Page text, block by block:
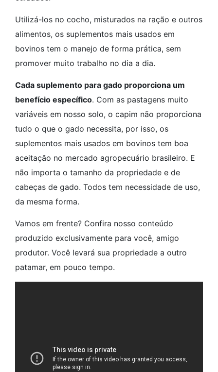
Utilizá-los no cocho, misturados na ração e outros
alimentos, os suplementos mais usados em
bovinos tem o manejo de forma prática, sem
promover muito trabalho no dia a dia.
Cada suplemento para gado proporciona um
benefício específico. Com as pastagens muito
variáveis em nosso solo, o capim não proporciona
tudo o que o gado necessita, por isso, os
suplementos mais usados em bovinos tem boa
aceitação no mercado agropecuário brasileiro. E
não importa o tamanho da propriedade e de
cabeças de gado. Todos tem necessidade de uso,
da mesma forma.
Vamos em frente? Confira nosso conteúdo
produzido exclusivamente para você, amigo
produtor. Você levará sua propriedade a outro
patamar, em pouco tempo.